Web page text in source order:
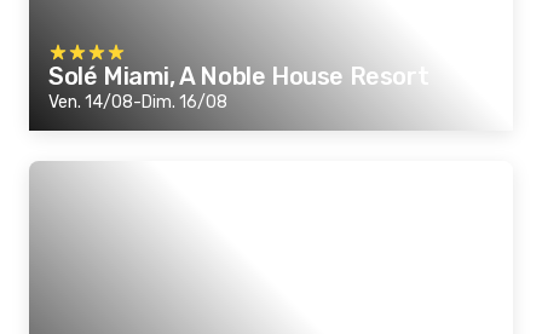
Solé Miami, A Noble House Resort
Ven. 14/08-Dim. 16/08